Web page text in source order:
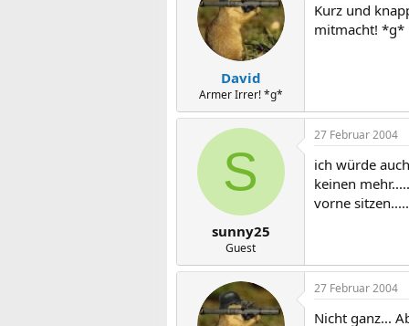
David
Armer Irrer! *g*
Kurz und
mitmacht! *g*
S
sunny25
Guest
27 Februar 2004
ich würde
keinen
vorne sitzen.....
27 Februar 2004
Nicht ganz...